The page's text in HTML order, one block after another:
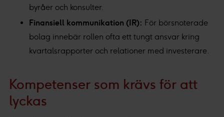
byråer och konsulter.
Finansiell kommunikation (IR): För börsnoterade
bolag innebär rollen ofta ett tungt ansvar kring
kvartalsrapporter och relationer med investerare.
Kompetenser som krävs för att
lyckas